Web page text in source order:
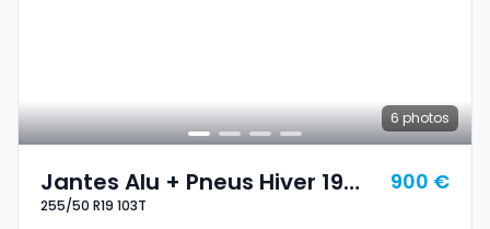
6 photos
Jantes Alu + Pneus Hiver 19
255/50 R19 103T
255/50 R19 103T
900 €